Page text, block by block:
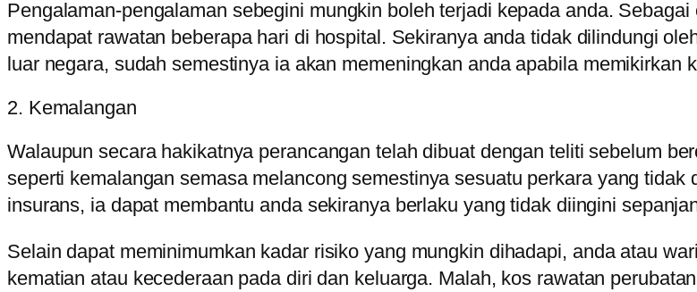
Pengalaman-pengalaman sebegini mungkin boleh terjadi kepada anda.
mendapat rawatan beberapa hari di hospital. Sekiranya anda tidak dilindungi
luar negara, sudah semestinya ia akan memeningkan anda apabila
2. Kemalangan
Walaupun secara hakikatnya perancangan telah dibuat dengan teliti sebelum
seperti kemalangan semasa melancong semestinya sesuatu perkara yang
insurans, ia dapat membantu anda sekiranya berlaku yang tidak diingini
Selain dapat meminimumkan kadar risiko yang mungkin dihadapi, anda atau
kematian atau kecederaan pada diri dan keluarga. Malah, kos rawatan